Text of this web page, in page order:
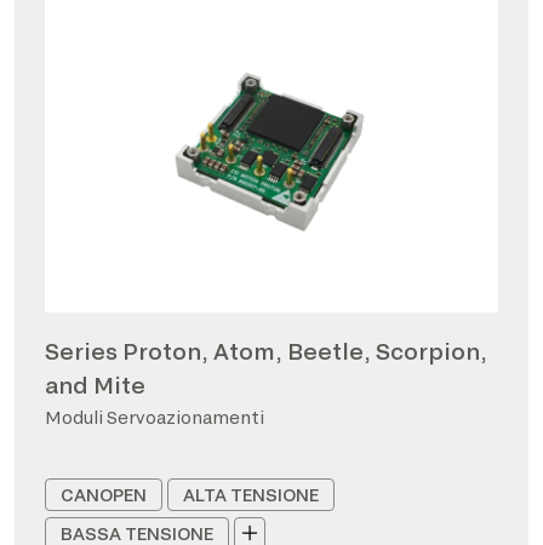
Series Proton, Atom, Beetle, Scorpion,
and Mite
Moduli Servoazionamenti
CANOPEN
ALTA TENSIONE
BASSA TENSIONE